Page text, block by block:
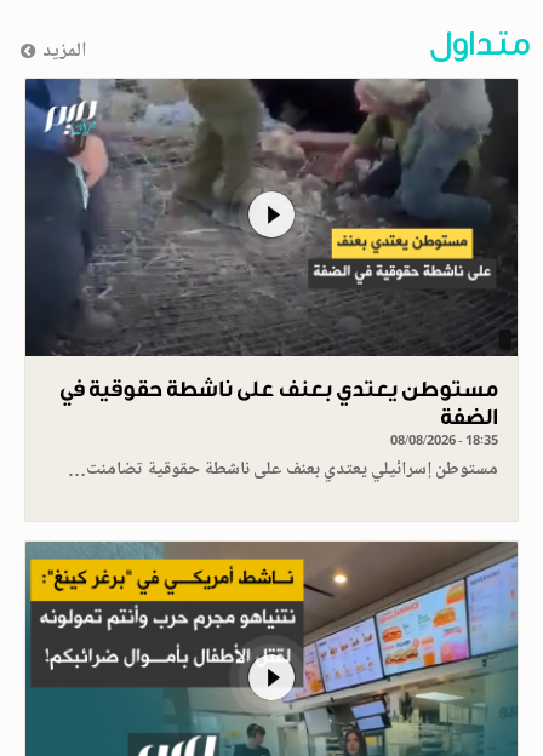
متداول المزيد
مستوطن يعتدي بعنف على ناشطة حقوقية في
الضفة
08/08/2026 - 18:35
مستوطن إسرائيلي يعتدي بعنف على ناشطة حقوقية تضامنت…